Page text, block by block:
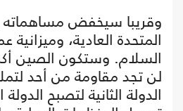
وقريبا سيخفض مساهماته
المتحدة العادية،
السلام. وستكون الصين
لن تجد مقاومة من أحد
الدولة الثانية لتصبح